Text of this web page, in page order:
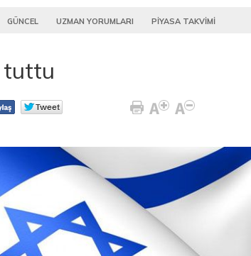
GÜNCEL UZMAN YORUMLARI PİYASA TAKVİMİ